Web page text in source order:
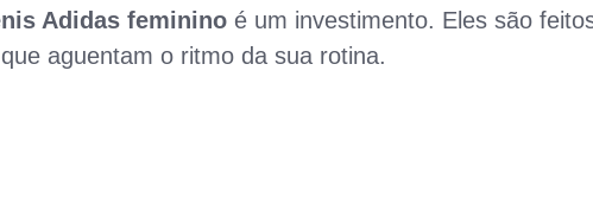
Adidas feminino é um investimento. Eles são
aguentam o ritmo da sua rotina.